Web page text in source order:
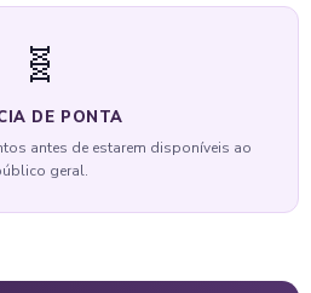
🧬
DE PONTA
antes de estarem disponíveis ao
geral.